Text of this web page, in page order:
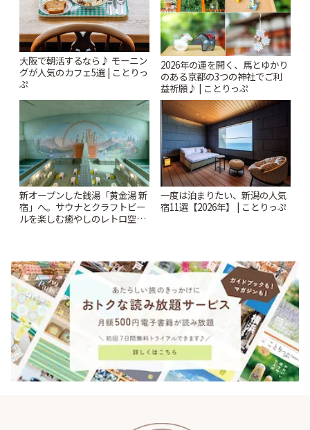
大阪で朝活するなら♪ モーニン
グが人気のカフェ5選 | ことりっ
ぷ
2026年の運を開く、馬とゆかり
のある京都の3つの神社でご利
益祈願♪ | ことりっぷ
新オープンした銭湯「黄金湯 新
宿」へ。サウナとクラフトビー
ルを楽しむ癒やしのレトロ空間
一度は泊まりたい、新潟の人気
宿11選【2026年】 | ことりっぷ